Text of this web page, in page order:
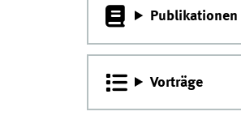
Publikationen
Vorträge